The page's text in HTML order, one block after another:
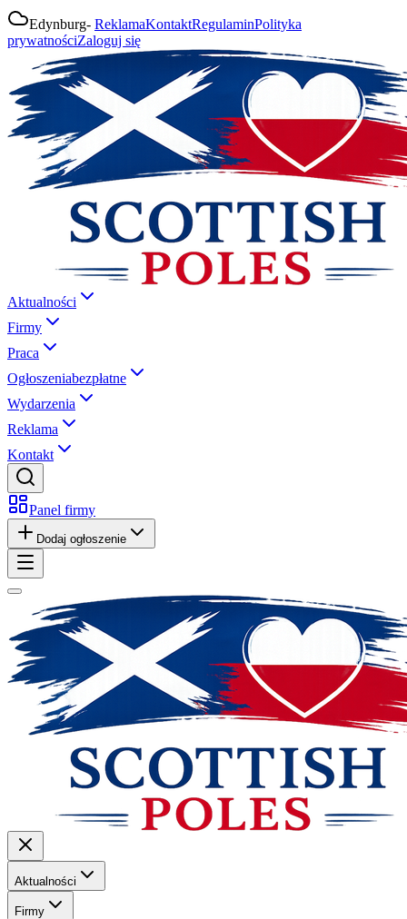
Edynburg- ReklamaKontaktRegulaminPolityka
prywatnościZaloguj się
Aktualności
Firmy
Praca
Ogłoszeniabezpłatne
Wydarzenia
Reklama
Kontakt
Panel firmy
Dodaj ogłoszenie
Aktualności
Firmy